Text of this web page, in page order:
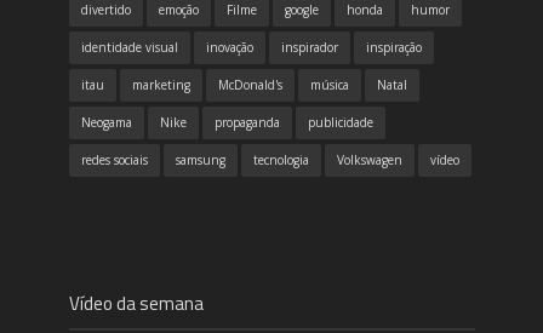
divertido emoção Filme google honda humor
identidade visual inovação inspirador inspiração
itau marketing McDonald's música Natal
Neogama Nike propaganda publicidade
redes sociais samsung tecnologia Volkswagen vídeo
Vídeo da semana